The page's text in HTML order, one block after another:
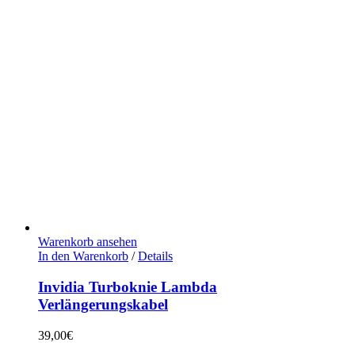
Warenkorb ansehen
In den Warenkorb / Details
Invidia Turboknie Lambda
Verlängerungskabel
39,00€